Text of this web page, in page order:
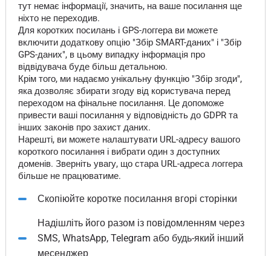
тут немає інформації, значить, на ваше посилання ще
ніхто не переходив.
Для коротких посилань і GPS-логгера ви можете
включити додаткову опцію "Збір SMART-даних" і "Збір
GPS-даних", в цьому випадку інформація про
відвідувача буде більш детальною.
Крім того, ми надаємо унікальну функцію "Збір згоди",
яка дозволяє збирати згоду від користувача перед
переходом на фінальне посилання. Це допоможе
привести ваші посилання у відповідність до GDPR та
інших законів про захист даних.
Нарешті, ви можете налаштувати URL-адресу вашого
короткого посилання і вибрати один з доступних
доменів. Зверніть увагу, що стара URL-адреса логгера
більше не працюватиме.
Скопіюйте коротке посилання вгорі сторінки
Надішліть його разом із повідомленням через
SMS, WhatsApp, Telegram або будь-який інший
месенджер